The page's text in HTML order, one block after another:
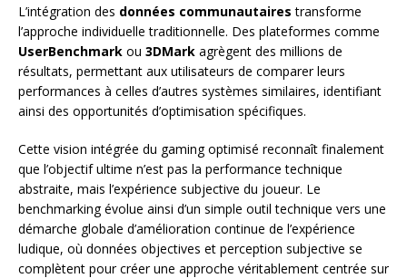
L’intégration des données communautaires transforme
l’approche individuelle traditionnelle. Des plateformes comme
UserBenchmark ou 3DMark agrègent des millions de
résultats, permettant aux utilisateurs de comparer leurs
performances à celles d’autres systèmes similaires, identifiant
ainsi des opportunités d’optimisation spécifiques.
Cette vision intégrée du gaming optimisé reconnaît finalement
que l’objectif ultime n’est pas la performance technique
abstraite, mais l’expérience subjective du joueur. Le
benchmarking évolue ainsi d’un simple outil technique vers une
démarche globale d’amélioration continue de l’expérience
ludique, où données objectives et perception subjective se
complètent pour créer une approche véritablement centrée sur